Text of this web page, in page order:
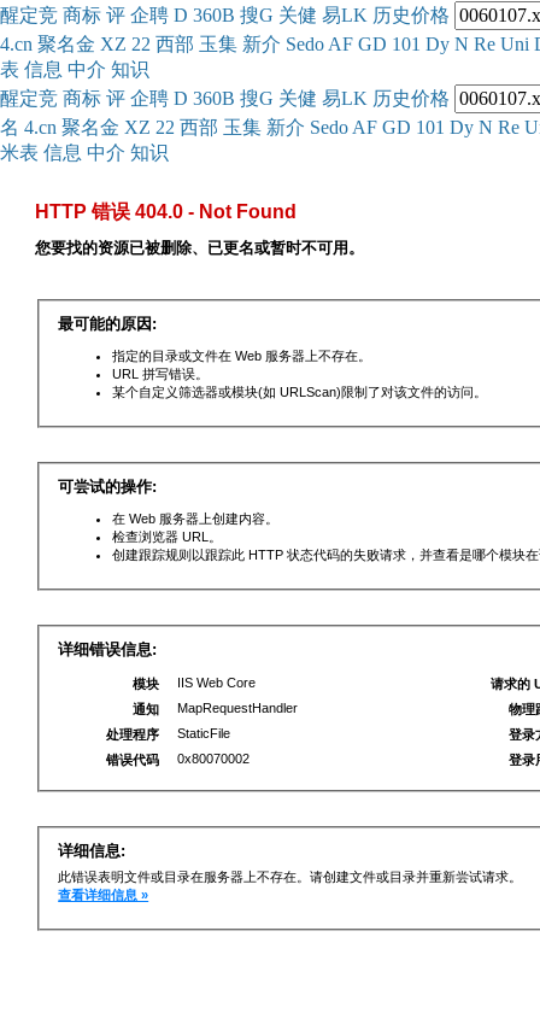
醒定竞 商标 评 企聘 D 360B 搜G 关健 易LK 历史价格
4.cn 聚名金 XZ 22 西部 玉集 新介 Sedo AF GD 101 Dy N Re Uni
表 信息 中介 知识